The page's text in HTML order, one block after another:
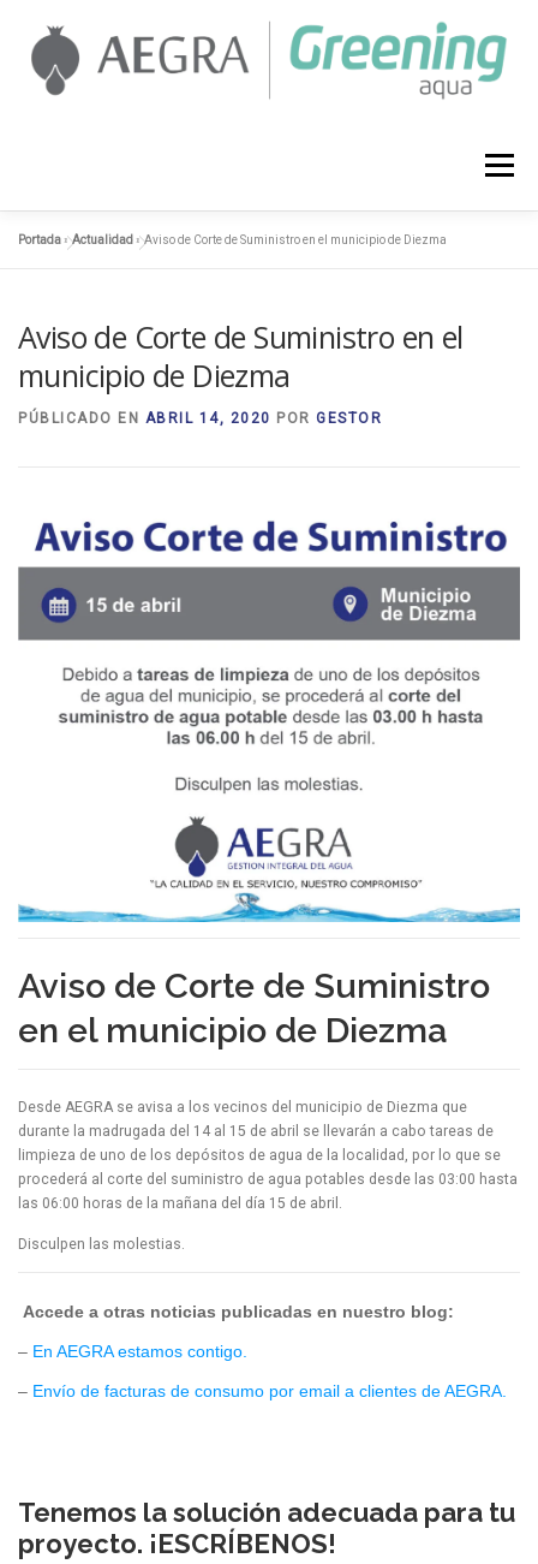
contenido
Menú
ACTUALIDAD
Portada»Actualidad »Aviso de Corte de Suministro en el municipio de Diezma
Aviso de Corte de Suministro en el
municipio de Diezma
PÚBLICADO EN ABRIL 14, 2020 POR GESTOR
Aviso de Corte de Suministro
en el municipio de Diezma
Desde AEGRA se avisa a los vecinos del municipio de Diezma que
durante la madrugada del 14 al 15 de abril se llevarán a cabo tareas de
limpieza de uno de los depósitos de agua de la localidad, por lo que se
procederá al corte del suministro de agua potables desde las 03:00 hasta
las 06:00 horas de la mañana del día 15 de abril.
Disculpen las molestias.
Accede a otras noticias publicadas en nuestro blog:
– En AEGRA estamos contigo.
– Envío de facturas de consumo por email a clientes de AEGRA.
Tenemos la solución adecuada para tu
proyecto. ¡ESCRÍBENOS!